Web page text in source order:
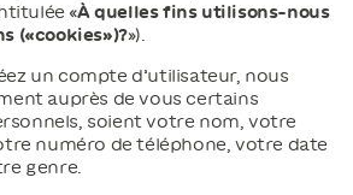
«À quelles fins utilisons-nous
(«cookies»)?»).
un compte d’utilisateur, nous
auprès de vous certains
soient votre nom, votre
numéro de téléphone, votre date
genre.